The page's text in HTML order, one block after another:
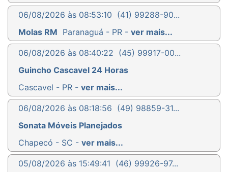
06/08/2026 às 08:53:10 (41) 99288-90...
Molas RM Paranaguá - PR - ver mais...
06/08/2026 às 08:40:22 (45) 99917-00...
Guincho Cascavel 24 Horas
Cascavel - PR - ver mais...
06/08/2026 às 08:18:56 (49) 98859-31...
Sonata Móveis Planejados
Chapecó - SC - ver mais...
05/08/2026 às 15:49:41 (46) 99926-97...